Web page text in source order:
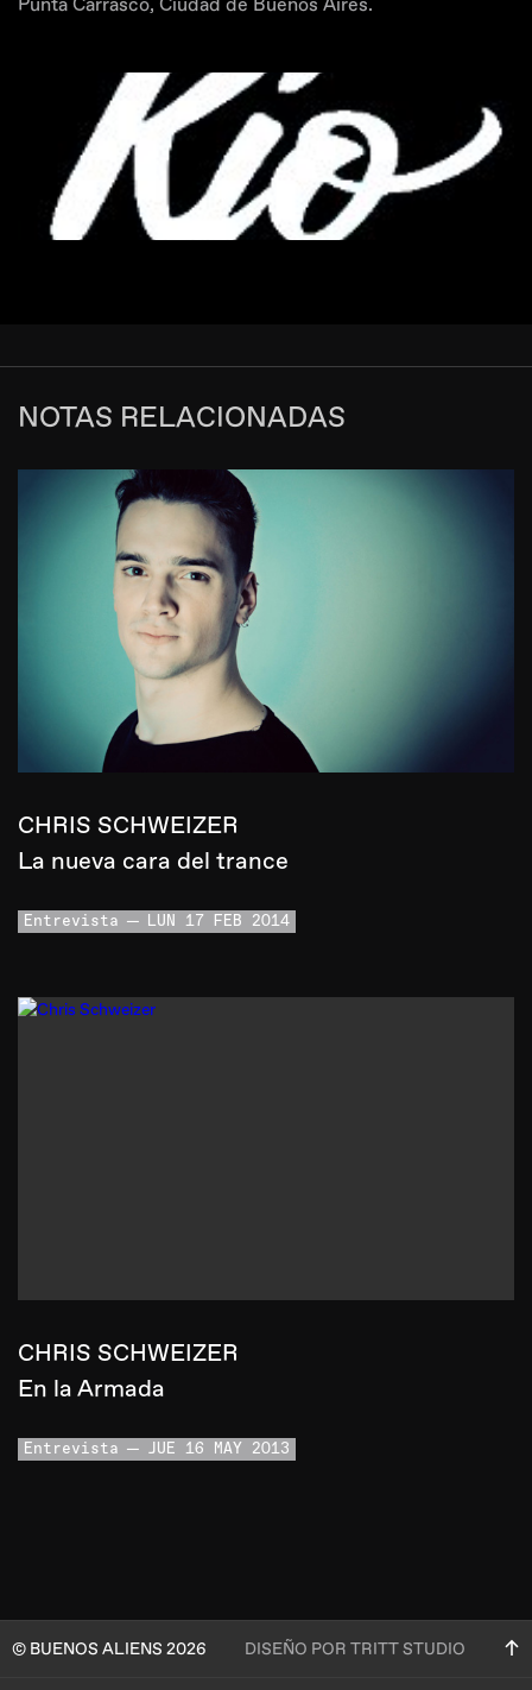
Punta Carrasco, Ciudad de Buenos Aires.
NOTAS RELACIONADAS
CHRIS SCHWEIZER
La nueva cara del trance
Entrevista LUN 17 FEB 2014
CHRIS SCHWEIZER
En la Armada
Entrevista JUE 16 MAY 2013
© BUENOS ALIENS 2026 DISEÑO POR TRITT STUDIO